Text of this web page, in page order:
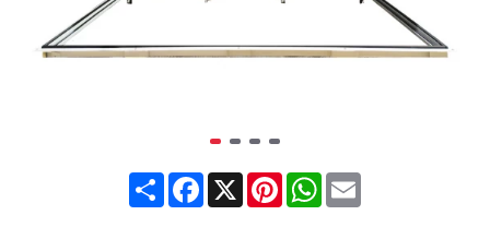
ShareFacebook
X PinterestWhatsApp
Email